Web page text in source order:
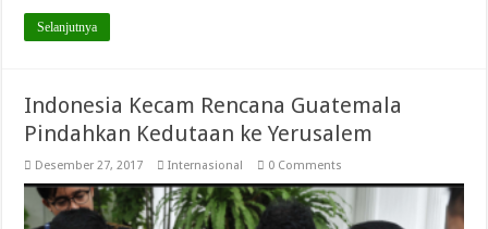
Selanjutnya
Indonesia Kecam Rencana Guatemala
Pindahkan Kedutaan ke Yerusalem
Desember 27, 2017 Internasional 0 Comments